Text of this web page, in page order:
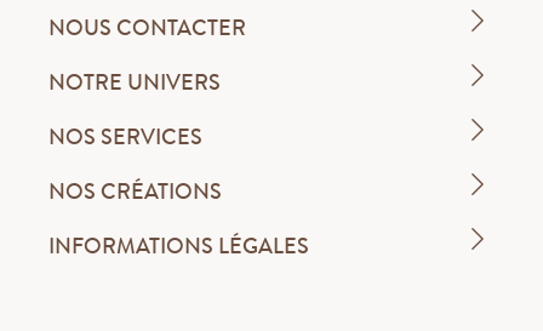
NOUS CONTACTER
NOTRE UNIVERS
NOS SERVICES
NOS CRÉATIONS
INFORMATIONS LÉGALES